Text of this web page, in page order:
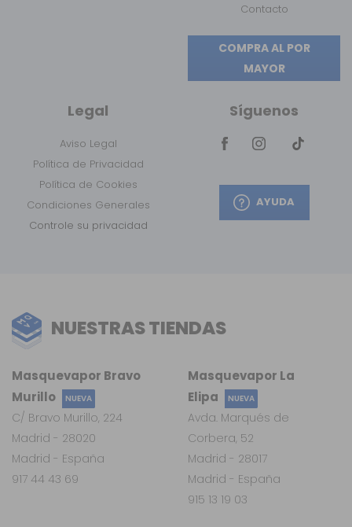
Contacto
COMPRA AL POR
MAYOR
Legal
Aviso Legal
Política de Privacidad
Política de Cookies
Condiciones Generales
Controle su privacidad
Síguenos
AYUDA
NUESTRAS TIENDAS
Masquevapor La
Elipa
NUEVA
Avda. Marqués de
Corbera, 52
Madrid - 28017
Madrid - España
915 13 19 03
Masquevapor Bravo
Murillo
NUEVA
C/ Bravo Murillo, 224
Madrid - 28020
Madrid - España
917 44 43 69